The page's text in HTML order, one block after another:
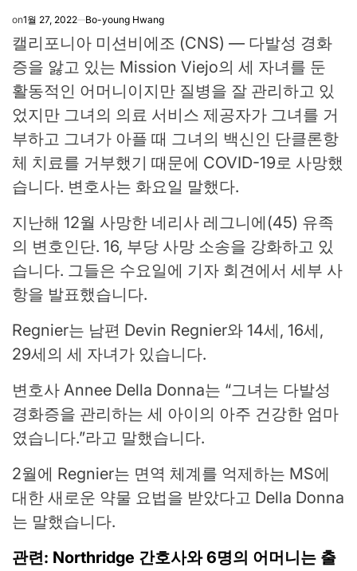
on1월 27, 2022 Bo-young Hwang
캘리포니아 미션비에조 (CNS) — 다발성 경화
증을 앓고 있는 Mission Viejo의 세 자녀를 둔
활동적인 어머니이지만 질병을 잘 관리하고 있
었지만 그녀의 의료 서비스 제공자가 그녀를 거
부하고 그녀가 아플 때 그녀의 백신인 단클론항
체 치료를 거부했기 때문에 COVID-19로 사망했
습니다. 변호사는 화요일 말했다.
지난해 12월 사망한 네리사 레그니에(45) 유족
의 변호인단. 16, 부당 사망 소송을 강화하고 있
습니다. 그들은 수요일에 기자 회견에서 세부 사
항을 발표했습니다.
Regnier는 남편 Devin Regnier와 14세, 16세,
29세의 세 자녀가 있습니다.
변호사 Annee Della Donna는 “그녀는 다발성
경화증을 관리하는 세 아이의 아주 건강한 엄마
였습니다.”라고 말했습니다.
2월에 Regnier는 면역 체계를 억제하는 MS에
대한 새로운 약물 요법을 받았다고 Della Donna
는 말했습니다.
관련: Northridge 간호사와 6명의 어머니는 출